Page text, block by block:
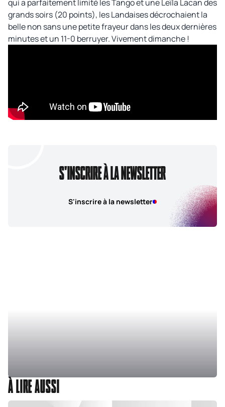
qui a parfaitement limité les Tango et une Leïla Lacan des
grands soirs (20 points), les Landaises décrochaient la
belle non sans une petite frayeur dans les deux dernières
minutes et un 11-0 berruyer. Vivement dimanche !
S'INSCRIRE À LA NEWSLETTER
S'inscrire à la newsletter
À LIRE AUSSI